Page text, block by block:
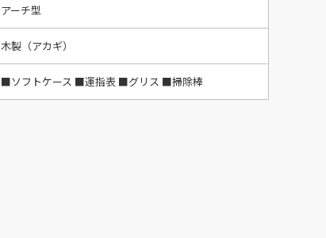
アーチ型
木製（アカギ）
■ソフトケース ■運指表 ■グリス ■掃除棒